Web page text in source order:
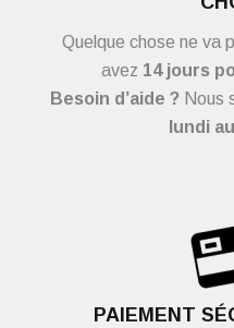
Quelque chose ne va
avez 14 jours
Besoin d’aide ? Nous
lundi
PAIEMENT